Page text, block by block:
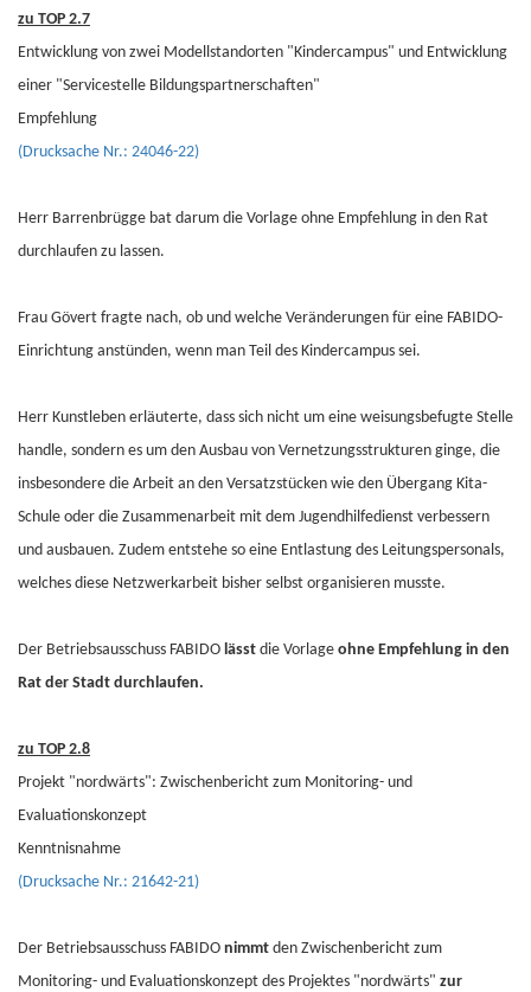
zu TOP 2.7
Entwicklung von zwei Modellstandorten "Kindercampus" und Entwicklung
einer "Servicestelle Bildungspartnerschaften"
Empfehlung
(Drucksache Nr.: 24046-22)
Herr Barrenbrügge bat darum die Vorlage ohne Empfehlung in den Rat
durchlaufen zu lassen.
Frau Gövert fragte nach, ob und welche Veränderungen für eine FABIDO-
Einrichtung anstünden, wenn man Teil des Kindercampus sei.
Herr Kunstleben erläuterte, dass sich nicht um eine weisungsbefugte Stelle
handle, sondern es um den Ausbau von Vernetzungsstrukturen ginge, die
insbesondere die Arbeit an den Versatzstücken wie den Übergang Kita-
Schule oder die Zusammenarbeit mit dem Jugendhilfedienst verbessern
und ausbauen. Zudem entstehe so eine Entlastung des Leitungspersonals,
welches diese Netzwerkarbeit bisher selbst organisieren musste.
Der Betriebsausschuss FABIDO lässt die Vorlage ohne Empfehlung in den
Rat der Stadt durchlaufen.
zu TOP 2.8
Projekt "nordwärts": Zwischenbericht zum Monitoring- und
Evaluationskonzept
Kenntnisnahme
(Drucksache Nr.: 21642-21)
Der Betriebsausschuss FABIDO nimmt den Zwischenbericht zum
Monitoring- und Evaluationskonzept des Projektes "nordwärts" zur